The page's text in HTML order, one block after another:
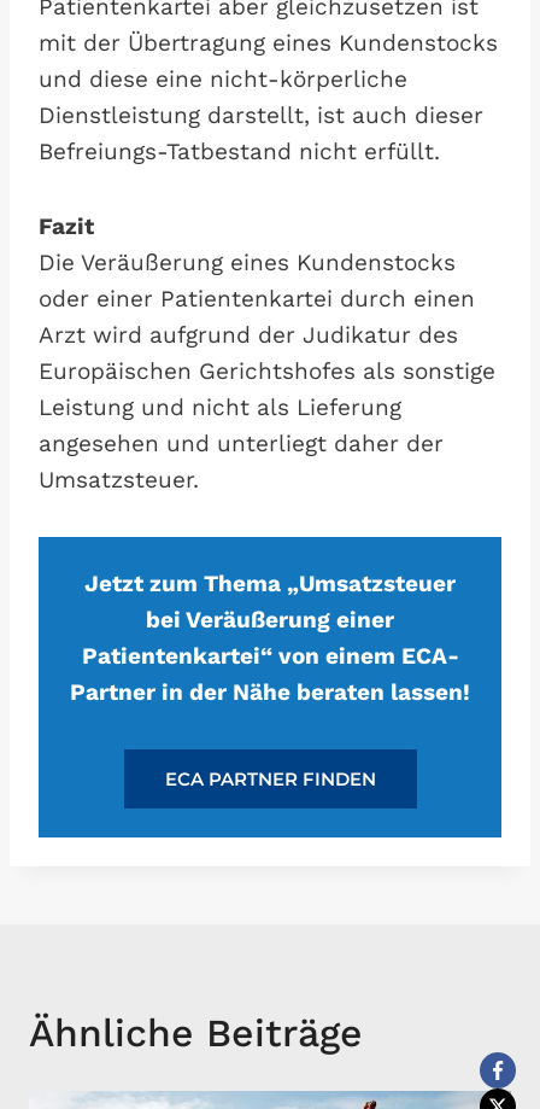
Patientenkartei aber gleichzusetzen ist
mit der Übertragung eines Kundenstocks
und diese eine nicht-körperliche
Dienstleistung darstellt, ist auch dieser
Befreiungs-Tatbestand nicht erfüllt.
Fazit
Die Veräußerung eines Kundenstocks
oder einer Patientenkartei durch einen
Arzt wird aufgrund der Judikatur des
Europäischen Gerichtshofes als sonstige
Leistung und nicht als Lieferung
angesehen und unterliegt daher der
Umsatzsteuer.
Jetzt zum Thema „Umsatzsteuer
bei Veräußerung einer
Patientenkartei“ von einem ECA-
Partner in der Nähe beraten lassen!
ECA PARTNER FINDEN
Ähnliche Beiträge